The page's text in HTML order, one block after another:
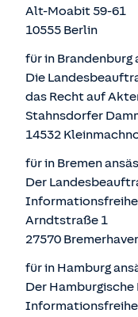
Alt-Moabit 59-61
10555 Berlin
für in
Die
das Recht auf
Stahnsdorfer
14532
für in Bremen
Der
Arndtstraße 1
27570
für in Hamburg
Der